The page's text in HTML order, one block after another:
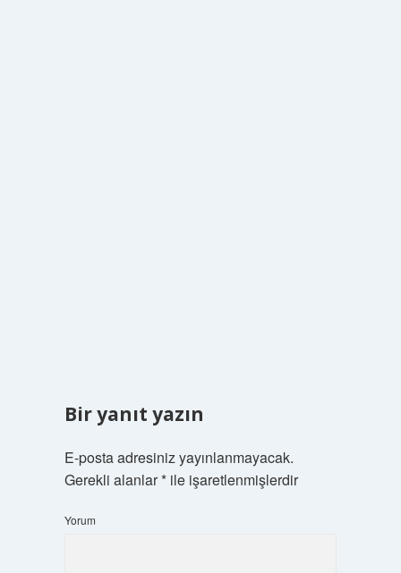
Bir yanıt yazın
E-posta adresiniz yayınlanmayacak.
Gerekli alanlar*ile işaretlenmişlerdir
Yorum